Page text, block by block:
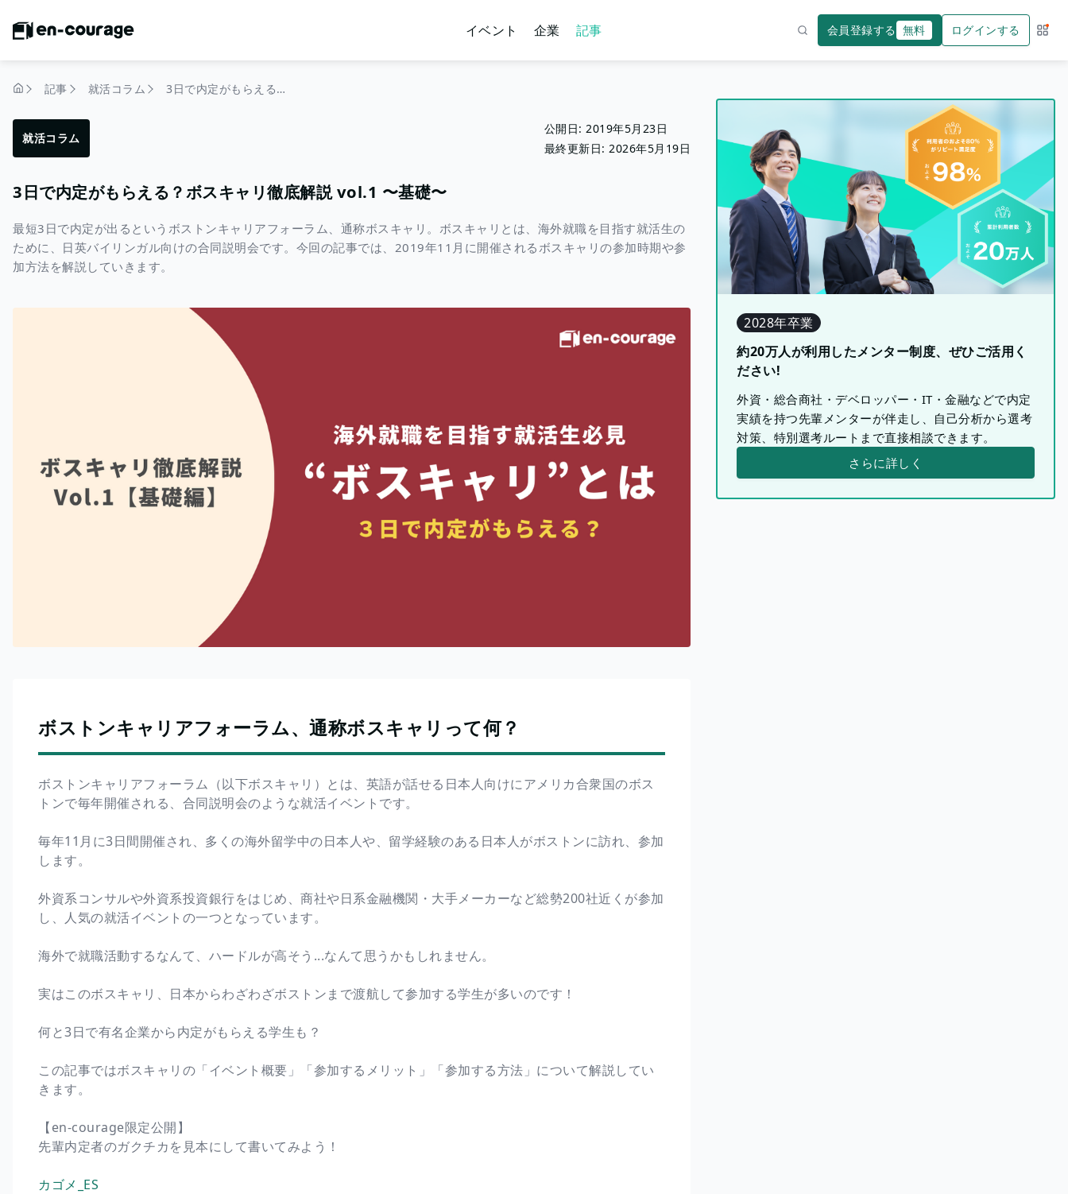
イベント 企業 記事 会員登録する 無料 ログインする サー
記事 就活コラム 3日で内定がもらえる？ボスキャリ徹底解説 vol.1 〜基礎〜
就活コラム
公開日:2019年5月23日
最終更新日:2026年5月19日
3日で内定がもらえる？ボスキャリ徹底解説 vol.1 〜基礎〜
最短3日で内定が出るというボストンキャリアフォーラム、通称ボスキャリ。ボスキャリとは、海外就職を目指す就活生の
ために、日英バイリンガル向けの合同説明会です。今回の記事では、2019年11月に開催されるボスキャリの参加時期や参
加方法を解説していきます。
ボストンキャリアフォーラム、通称ボスキャリって何？
ボストンキャリアフォーラム（以下ボスキャリ）とは、英語が話せる日本人向けにアメリカ合衆国のボス
トンで毎年開催される、合同説明会のような就活イベントです。
毎年11月に3日間開催され、多くの海外留学中の日本人や、留学経験のある日本人がボストンに訪れ、参加
します。
外資系コンサルや外資系投資銀行をはじめ、商社や日系金融機関・大手メーカーなど総勢200社近くが参加
し、人気の就活イベントの一つとなっています。
海外で就職活動するなんて、ハードルが高そう...なんて思うかもしれません。
実はこのボスキャリ、日本からわざわざボストンまで渡航して参加する学生が多いのです！
何と3日で有名企業から内定がもらえる学生も？
この記事ではボスキャリの「イベント概要」「参加するメリット」「参加する方法」について解説してい
きます。
【en-courage限定公開】
先輩内定者のガクチカを見本にして書いてみよう！
カゴメ_ES
2028年卒業
約20万人が利用したメンター制度、ぜひご活用く
ださい!
外資・総合商社・デベロッパー・IT・金融などで内定
実績を持つ先輩メンターが伴走し、自己分析から選考
対策、特別選考ルートまで直接相談できます。
さらに詳しく